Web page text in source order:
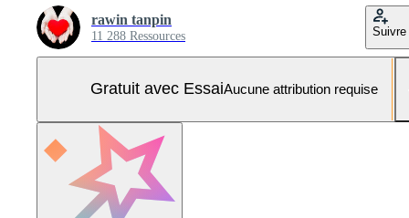
rawin tanpin
11 288 Ressources Suivre
Gratuit avec EssaiAucune attribution requise